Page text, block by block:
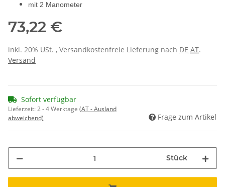
mit 2 Manometer
73,22 €
inkl. 20% USt. , Versandkostenfreie Lieferung nach DE AT.
Versand
Sofort verfügbar
Lieferzeit:2 - 4 Werktage (AT - Ausland
abweichend)
Frage zum Artikel
Stück